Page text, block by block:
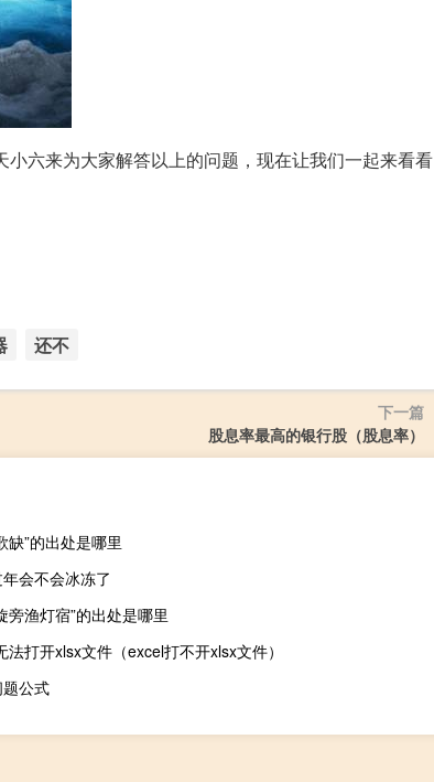
小六来为大家解答以上的问题，现在让我们一起来看看
还不
下一篇
股息率最高的银行股（股息率）
缺”的出处是哪里
会不会冰冻了
旁渔灯宿”的出处是哪里
法打开xlsx文件（excel打不开xlsx文件）
公式